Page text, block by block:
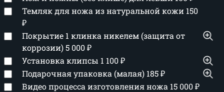
Темляк для ножа из натуральной кожи 150
₽
Покрытие 1 клинка никелем (защита от
коррозии)5 000₽
Установка клипсы 1 100₽
Подарочная упаковка (малая) 185₽
Видео процесса изготовления ножа 15 000₽